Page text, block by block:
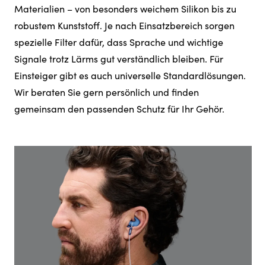
Materialien – von besonders weichem Silikon bis zu
robustem Kunststoff. Je nach Einsatzbereich sorgen
spezielle Filter dafür, dass Sprache und wichtige
Signale trotz Lärms gut verständlich bleiben. Für
Einsteiger gibt es auch universelle Standardlösungen.
Wir beraten Sie gern persönlich und finden
gemeinsam den passenden Schutz für Ihr Gehör.